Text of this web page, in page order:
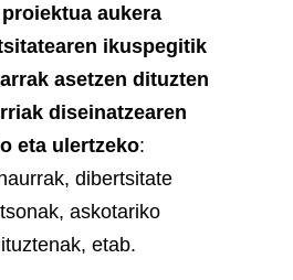
aukera
ikuspegitik
asetzen dituzten
diseinatzearen
eta ulertzeko:
dibertsitate
askotariko
etab.